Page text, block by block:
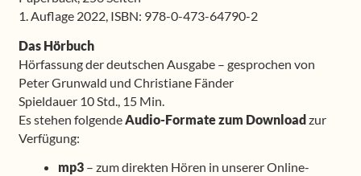
1. Auflage 2022, ISBN: 978-0-473-64790-2
Das Hörbuch
Hörfassung der deutschen Ausgabe – gesprochen von
Peter Grunwald und Christiane Fänder
Spieldauer 10 Std., 15 Min.
Es stehen folgende Audio-Formate zum Downloadzur
Verfügung:
mp3 – zum direkten Hören in unserer Online-